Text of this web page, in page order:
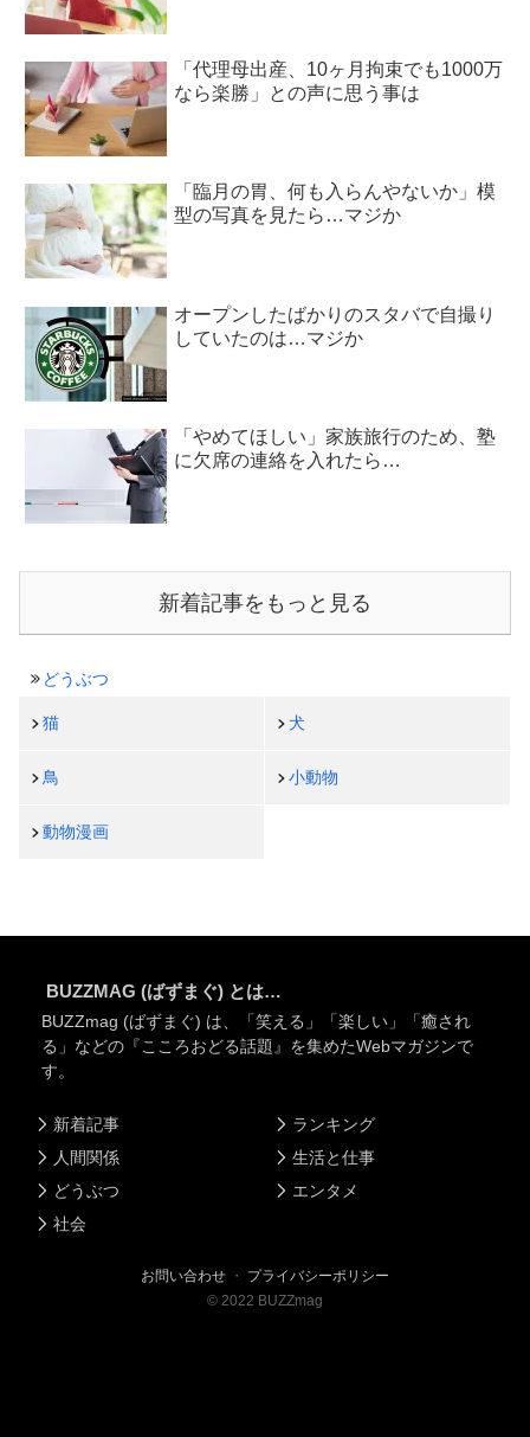
「代理母出産、10ヶ月拘束でも1000万
なら楽勝」との声に思う事は
「臨月の胃、何も入らんやないか」模
型の写真を見たら…マジか
オープンしたばかりのスタバで自撮り
していたのは…マジか
「やめてほしい」家族旅行のため、塾
に欠席の連絡を入れたら…
新着記事をもっと見る
どうぶつ
猫 犬
鳥 小動物
動物漫画
BUZZMAG (ばずまぐ) とは…
BUZZmag (ばずまぐ) は、「笑える」「楽しい」「癒され
る」などの『こころおどる話題』を集めたWebマガジンで
す。
新着記事
人間関係
どうぶつ
社会
ランキング
生活と仕事
エンタメ
お問い合わせ ・ プライバシーポリシー
© 2022 BUZZmag